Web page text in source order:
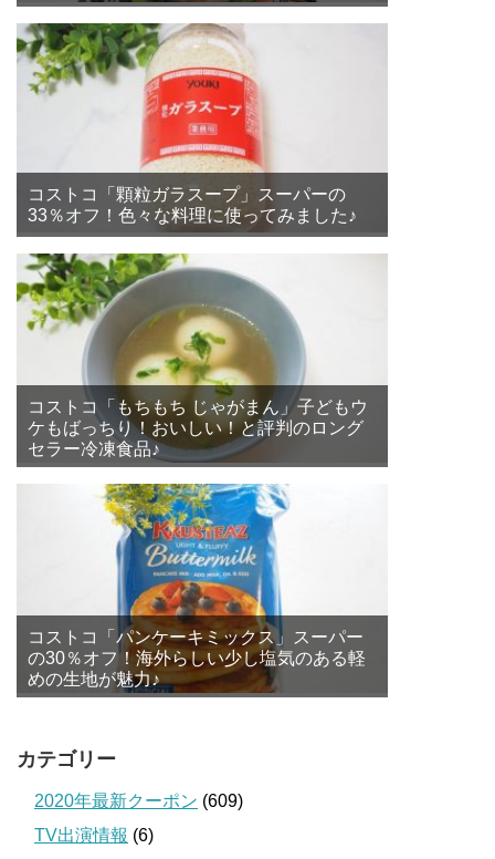
コストコ「顆粒ガラスープ」スーパーの
33％オフ！色々な料理に使ってみました♪
コストコ「もちもち じゃがまん」子どもウ
ケもばっちり！おいしい！と評判のロング
セラー冷凍食品♪
コストコ「パンケーキミックス」スーパー
の30％オフ！海外らしい少し塩気のある軽
めの生地が魅力♪
カテゴリー
2020年最新クーポン (609)
TV出演情報 (6)